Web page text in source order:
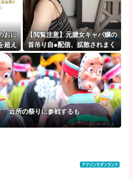
おに
超え
【閲覧注意】元臆女キャバ嬢の
首吊り自●配信、拡散されまく
って終わるｗｗｗｗｗｗｗ
近所の祭りに参戦するも